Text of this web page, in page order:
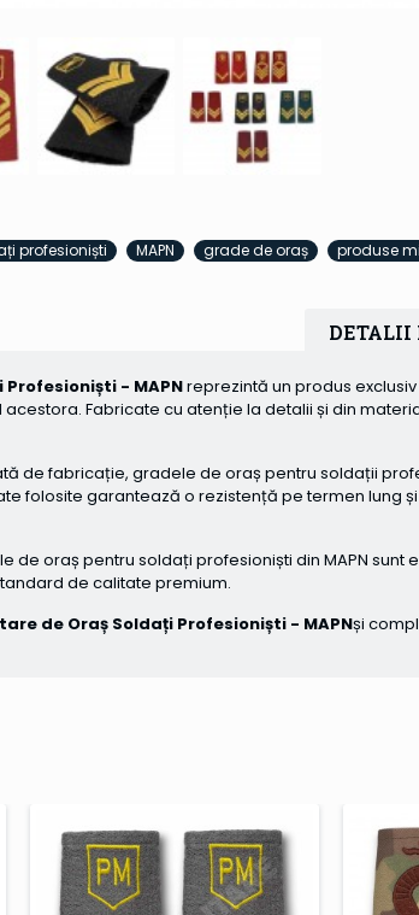
profesioniști MAPN grade de oraș produse
DETALII
- MAPNreprezintă un produs
Fabricate cu atenție la detalii și din
de fabricație, gradele de oraș pentru soldații
folosite garantează o rezistență pe termen
de oraș pentru soldați profesioniști din MAPN
de calitate premium.
de Oraș Soldați Profesioniști - MAPNși